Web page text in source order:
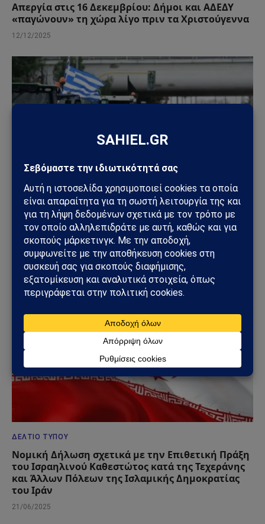
Απεργία στις 16 Δεκεμβρίου: Δήμοι και ΑΔΕΔΥ
«παγώνουν» τη χώρα λίγο πριν τα Χριστούγεννα
12/12/2025
Ξεσηκώνονται οι αγρότες: Μεγάλο συλλαλητήριο
στην Πάτρα και κινητοποιήσεις σε
Αιτωλοακαρνανία, Ηλεία και Αχαΐα
08/11/2025
ΔΕΛΤΊΟ ΤΎΠΟΥ
Νομική Δήλωση σχετικά με την Επιθετική Πράξη
του Ισραηλινού Καθεστώτος κατά της Τεχεράνης
και Άλλων Πόλεων της Ισλαμικής Δημοκρατίας
του Ιράν
21/06/2025